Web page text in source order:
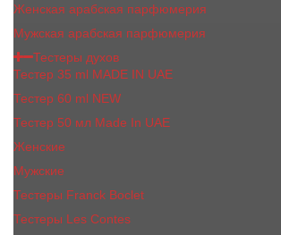
Женская арабская парфюмерия
Мужская арабская парфюмерия
Тестеры духов
Тестер 35 ml MADE IN UAE
Тестер 60 ml NEW
Тестер 50 мл Made In UAE
Женские
Мужские
Тестеры Franck Boclet
Тестеры Les Contes